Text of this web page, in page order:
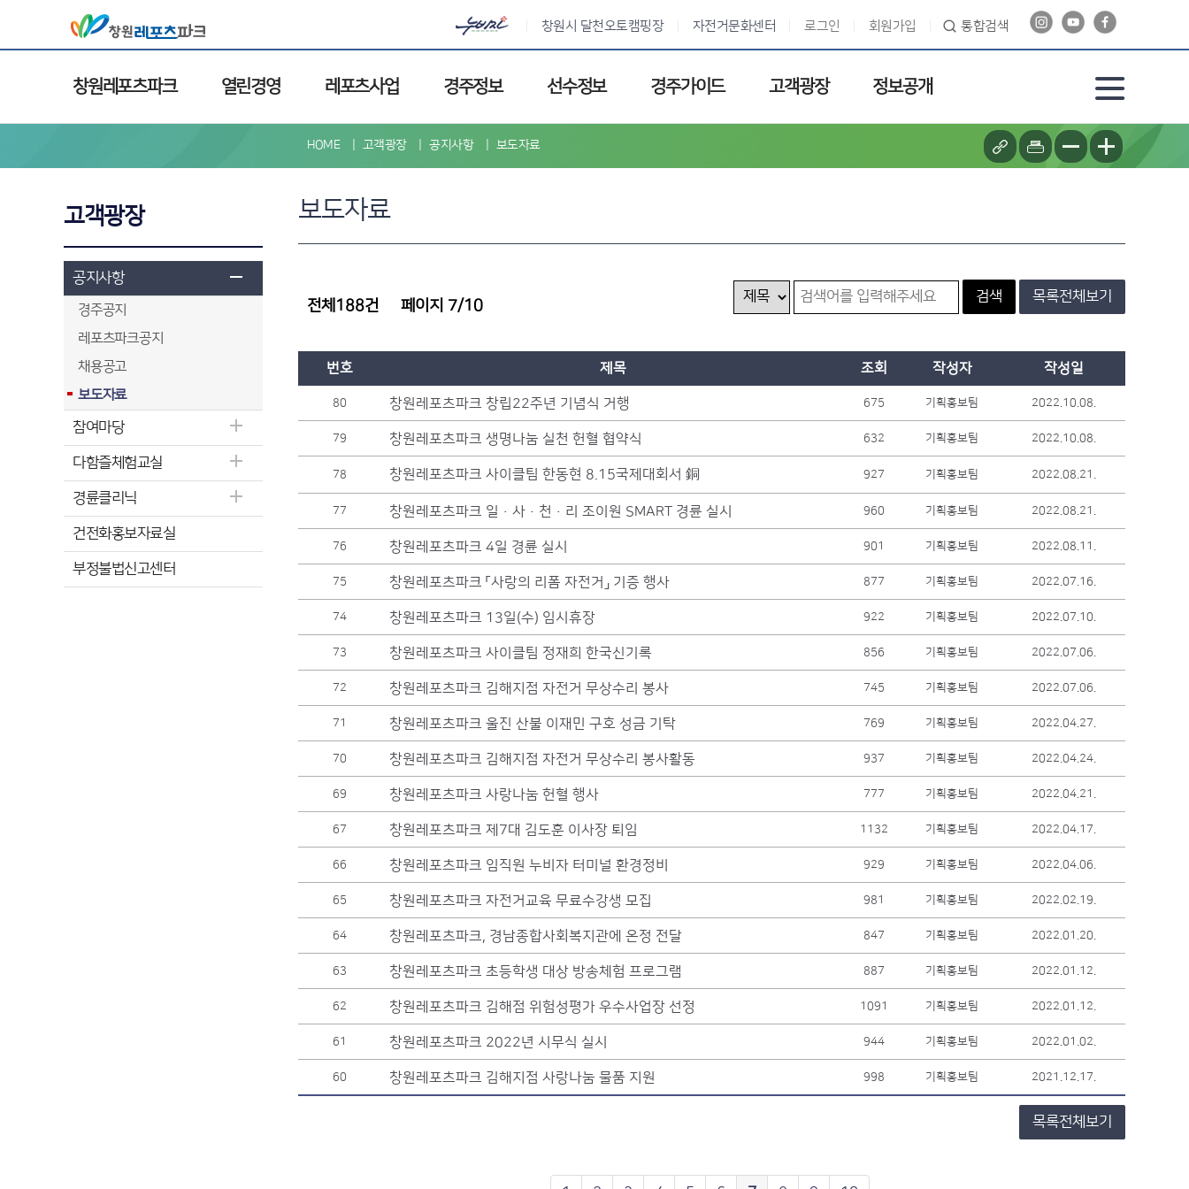
창원시 달천오토캠핑장 자전거문화센터 로그인 회원가입 통합검색
창원레포츠파크 열린경영 레포츠사업 경주정보 선수정보 경주가이드 고객광장 정보공개
고객광장
공지사항
경주공지
레포츠파크공지
채용공고
보도자료
참여마당
다함즐체험교실
경륜클리닉
건전화홍보자료실
부정불법신고센터
HOME 고객광장 공지사항 보도자료
보도자료
전체188건 페이지 7/10
검색 목록전체보기
번호 제목 조회 작성자 작성일
80 창원레포츠파크 창립22주년 기념식 거행 675 기획홍보팀 2022.10.08.
79 창원레포츠파크 생명나눔 실천 헌혈 협약식 632 기획홍보팀 2022.10.08.
78 창원레포츠파크 사이클팀 한동현 8.15국제대회서 銅 927 기획홍보팀 2022.08.21.
77 창원레포츠파크 일·사·천·리 조이원 SMART 경륜 실시 960 기획홍보팀 2022.08.21.
76 창원레포츠파크 4일 경륜 실시 901 기획홍보팀 2022.08.11.
75 창원레포츠파크 「사랑의 리폼 자전거」 기증 행사 877 기획홍보팀 2022.07.16.
74 창원레포츠파크 13일(수) 임시휴장 922 기획홍보팀 2022.07.10.
73 창원레포츠파크 사이클팀 정재희 한국신기록 856 기획홍보팀 2022.07.06.
72 창원레포츠파크 김해지점 자전거 무상수리 봉사 745 기획홍보팀 2022.07.06.
71 창원레포츠파크 울진 산불 이재민 구호 성금 기탁 769 기획홍보팀 2022.04.27.
70 창원레포츠파크 김해지점 자전거 무상수리 봉사활동 937 기획홍보팀 2022.04.24.
69 창원레포츠파크 사랑나눔 헌혈 행사 777 기획홍보팀 2022.04.21.
67 창원레포츠파크 제7대 김도훈 이사장 퇴임 1132 기획홍보팀 2022.04.17.
66 창원레포츠파크 임직원 누비자 터미널 환경정비 929 기획홍보팀 2022.04.06.
65 창원레포츠파크 자전거교육 무료수강생 모집 981 기획홍보팀 2022.02.19.
64 창원레포츠파크, 경남종합사회복지관에 온정 전달 847 기획홍보팀 2022.01.20.
63 창원레포츠파크 초등학생 대상 방송체험 프로그램 887 기획홍보팀 2022.01.12.
62 창원레포츠파크 김해점 위험성평가 우수사업장 선정 1091 기획홍보팀 2022.01.12.
61 창원레포츠파크 2022년 시무식 실시 944 기획홍보팀 2022.01.02.
60 창원레포츠파크 김해지점 사랑나눔 물품 지원 998 기획홍보팀 2021.12.17.
목록전체보기